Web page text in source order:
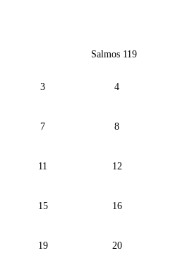
Salmos 119
3 4
7 8
11 12
15 16
19 20